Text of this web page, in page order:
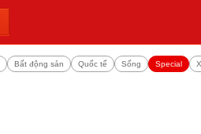
Bất động sản Quốc tế Sống Special